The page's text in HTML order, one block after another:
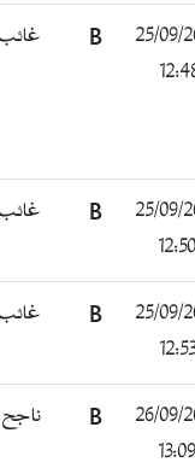
25/
غائب
25/
غائب
25/
غائب
26/
ناجح